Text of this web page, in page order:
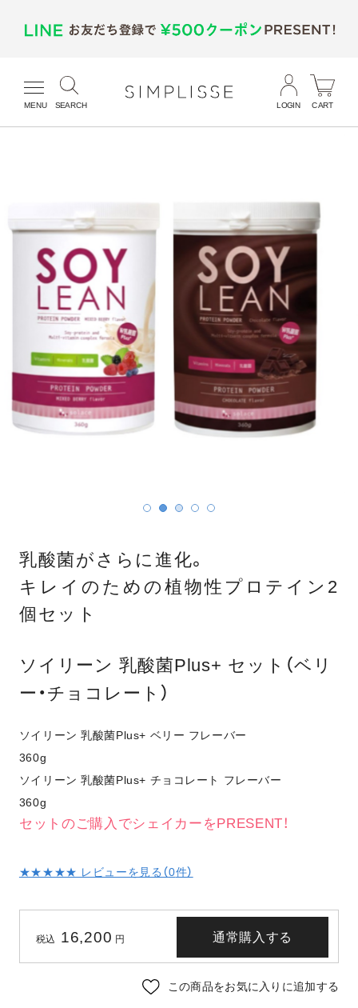
MENU SEARCH LOGIN CART
乳酸菌がさらに進化。
キレイのための植物性プロテイン2
個セット
ソイリーン 乳酸菌Plus+ セット（ベリ
ー・チョコレート）
ソイリーン 乳酸菌Plus+ ベリー フレーバー
360g
ソイリーン 乳酸菌Plus+ チョコレート フレーバー
360g
セットのご購入でシェイカーをPRESENT！
★★★★★ レビューを見る（0件）
税込 16,200 円 通常購入する
この商品をお気に入りに追加する